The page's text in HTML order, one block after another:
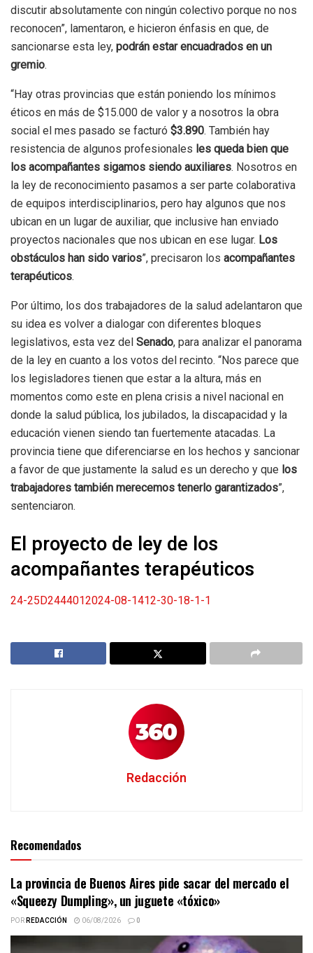
discutir absolutamente con ningún colectivo porque no nos
reconocen”, lamentaron, e hicieron énfasis en que, de
sancionarse esta ley, podrán estar encuadrados en un
gremio.
“Hay otras provincias que están poniendo los mínimos
éticos en más de $15.000 de valor y a nosotros la obra
social el mes pasado se facturó $3.890. También hay
resistencia de algunos profesionales les queda bien que
los acompañantes sigamos siendo auxiliares. Nosotros en
la ley de reconocimiento pasamos a ser parte colaborativa
de equipos interdisciplinarios, pero hay algunos que nos
ubican en un lugar de auxiliar, que inclusive han enviado
proyectos nacionales que nos ubican en ese lugar. Los
obstáculos han sido varios”, precisaron los acompañantes
terapéuticos.
Por último, los dos trabajadores de la salud adelantaron que
su idea es volver a dialogar con diferentes bloques
legislativos, esta vez del Senado, para analizar el panorama
de la ley en cuanto a los votos del recinto. “Nos parece que
los legisladores tienen que estar a la altura, más en
momentos como este en plena crisis a nivel nacional en
donde la salud pública, los jubilados, la discapacidad y la
educación vienen siendo tan fuertemente atacadas. La
provincia tiene que diferenciarse en los hechos y sancionar
a favor de que justamente la salud es un derecho y que los
trabajadores también merecemos tenerlo garantizados”,
sentenciaron.
El proyecto de ley de los
acompañantes terapéuticos
24-25D2444012024-08-1412-30-18-1-1
Redacción
Recomendados
La provincia de Buenos Aires pide sacar del mercado el
«Squeezy Dumpling», un juguete «tóxico»
PORREDACCIÓN 06/08/2026 0